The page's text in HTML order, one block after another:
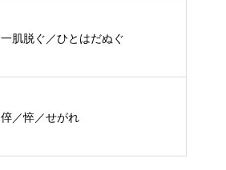
一肌脱ぐ／ひとはだぬぐ
倅／悴／せがれ